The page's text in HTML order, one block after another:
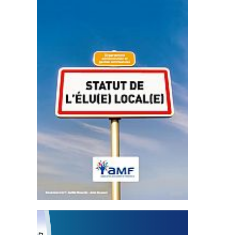
Statut de l’élu local
3 avril 2024